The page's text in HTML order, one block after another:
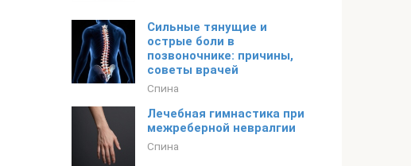
Сильные тянущие и
острые боли в
позвоночнике: причины,
советы врачей
Спина
Лечебная гимнастика при
межреберной невралгии
Спина